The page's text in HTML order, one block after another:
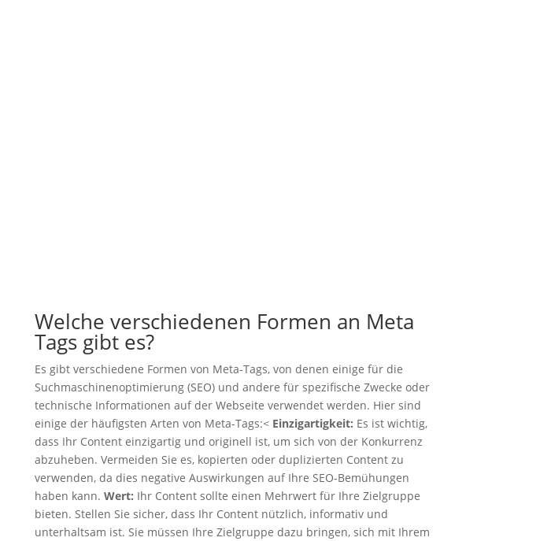
Welche verschiedenen Formen an Meta
Tags gibt es?
Es gibt verschiedene Formen von Meta-Tags, von denen einige für die
Suchmaschinenoptimierung (SEO) und andere für spezifische Zwecke oder
technische Informationen auf der Webseite verwendet werden. Hier sind
einige der häufigsten Arten von Meta-Tags:< Einzigartigkeit: Es ist wichtig,
dass Ihr Content einzigartig und originell ist, um sich von der Konkurrenz
abzuheben. Vermeiden Sie es, kopierten oder duplizierten Content zu
verwenden, da dies negative Auswirkungen auf Ihre SEO-Bemühungen
haben kann. Wert: Ihr Content sollte einen Mehrwert für Ihre Zielgruppe
bieten. Stellen Sie sicher, dass Ihr Content nützlich, informativ und
unterhaltsam ist. Sie müssen Ihre Zielgruppe dazu bringen, sich mit Ihrem